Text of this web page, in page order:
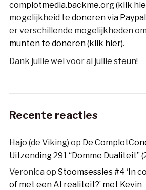
complotmedia.backme.org (klik
mogelijkheid te doneren via
er verschillende mogelijkheden om
munten te doneren (klik hier).
Dank jullie wel voor al jullie steun!
Recente reacties
Hajo (de Viking) op De
Uitzending 291 “Domme Dualiteit”
Veronica op Stoomsessies #4 ‘In
of met een AI realiteit?’ met Kevin